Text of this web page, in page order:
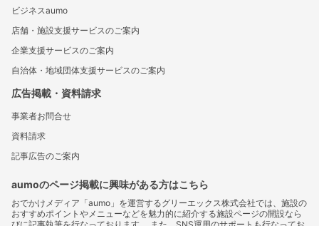
ビジネスaumo
店舗・施設支援サービスのご案内
企業支援サービスのご案内
自治体・地域団体支援サービスのご案内
広告掲載・資料請求
事業者お問合せ
資料請求
記事広告のご案内
aumoのページ掲載に興味がある方はこちら
おでかけメディア「aumo」を運営するグリーエックス株式会社では、施設の
おすすめポイントやメニューなどを魅力的に紹介する施設ページの開設なら